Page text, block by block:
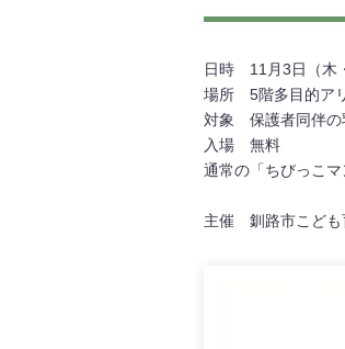
日時 11月3日（木
場所 5階多目的ア
対象 保護者同伴の
入場 無料
通常の「ちびっこ
主催 釧路市こども